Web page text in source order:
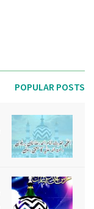
POPULAR POSTS